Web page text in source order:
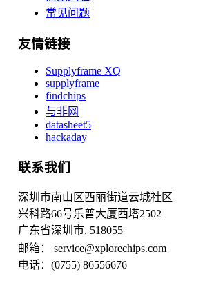
常见问题
友情链接
Supplyframe XQ
supplyframe
findchips
与非网
datasheet5
hackaday
联系我们
深圳市南山区西丽街道云城社区
兴科路66号乐普大厦西塔2502
广东省深圳市, 518055
邮箱： service@xplorechips.com
电话：(0755) 86556676